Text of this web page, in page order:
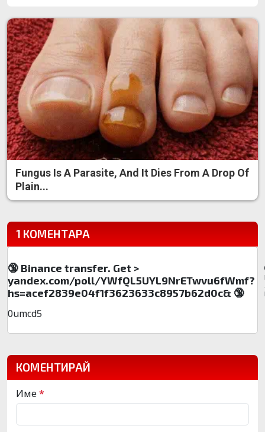
Fungus Is A Parasite, And It Dies From A Drop Of
Plain...
1 КОМЕНТАРА
🔞 Binance transfer. Get >
yandex.com/poll/YWfQL5UYL9NrETwvu6fWmf?
hs=acef2839e04f1f3623633c8957b62d0c& 🔞
0umcd5
КОМЕНТИРАЙ
Име*